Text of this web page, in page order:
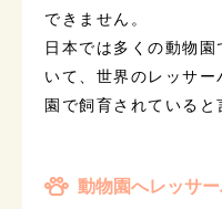
できません。
日本では多くの動物
いて、世界のレッサ
園で飼育されていると
動物園へレッサ